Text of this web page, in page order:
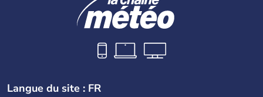
Langue du site : FR